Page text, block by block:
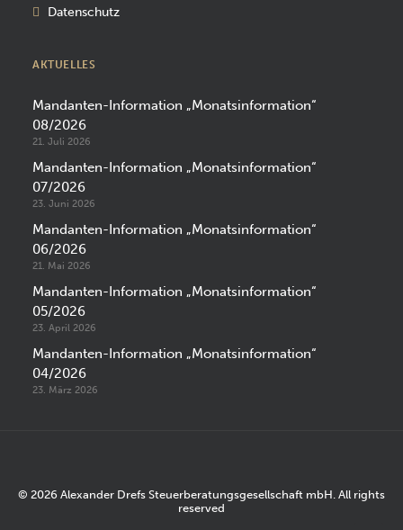
Datenschutz
AKTUELLES
Mandanten-Information „Monatsinformation“
08/2026
21. Juli 2026
Mandanten-Information „Monatsinformation“
07/2026
23. Juni 2026
Mandanten-Information „Monatsinformation“
06/2026
21. Mai 2026
Mandanten-Information „Monatsinformation“
05/2026
23. April 2026
Mandanten-Information „Monatsinformation“
04/2026
23. März 2026
© 2026 Alexander Drefs Steuerberatungsgesellschaft mbH. All rights
reserved